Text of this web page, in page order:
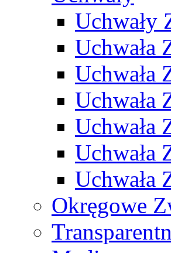
Uchwały
Uchwała
Uchwała
Uchwała
Uchwała
Uchwała
Uchwała
Okręgowe